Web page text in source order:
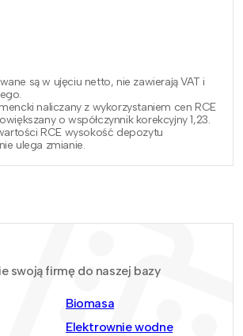
są w ujęciu netto, nie zawierają VAT i
naliczany z wykorzystaniem cen RCE
o współczynnik korekcyjny 1,23.
RCE wysokość depozytu
ulega zmianie.
swoją firmę do naszej bazy
Biomasa
Elektrownie wodne